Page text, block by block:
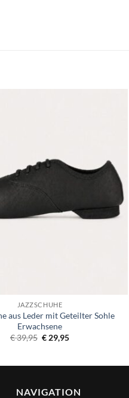
JAZZSCHUHE
aus Leder mit Geteilter Sohle
Erwachsene
€39,95 Ursprünglicher
Preis
€ 29,95Aktueller
NAVIGATION